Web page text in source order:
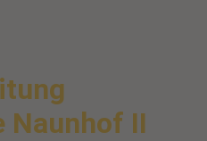
Naunhof II